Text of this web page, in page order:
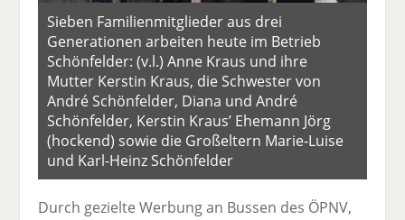
Sieben Familienmitglieder aus drei
Generationen arbeiten heute im Betrieb
Schönfelder: (v.l.) Anne Kraus und ihre
Mutter Kerstin Kraus, die Schwester von
André Schönfelder, Diana und André
Schönfelder, Kerstin Kraus’ Ehemann Jörg
(hockend) sowie die Großeltern Marie-Luise
und Karl-Heinz Schönfelder
Durch gezielte Werbung an Bussen des ÖPNV,